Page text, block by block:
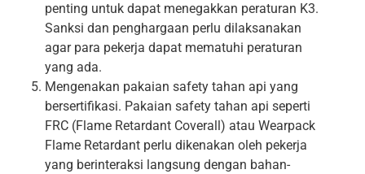
penting untuk dapat menegakkan peraturan K3.
Sanksi dan penghargaan perlu dilaksanakan
agar para pekerja dapat mematuhi peraturan
yang ada.
Mengenakan pakaian safety tahan api yang
bersertifikasi. Pakaian safety tahan api seperti
FRC (Flame Retardant Coverall) atau Wearpack
Flame Retardant perlu dikenakan oleh pekerja
yang berinteraksi langsung dengan bahan-